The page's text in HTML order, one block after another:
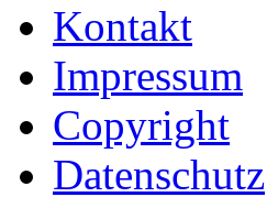
Kontakt
Impressum
Copyright
Datenschutz